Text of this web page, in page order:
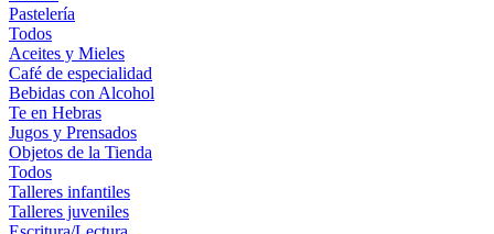
Pastelería
Todos
Aceites y Mieles
Café de especialidad
Bebidas con Alcohol
Te en Hebras
Jugos y Prensados
Objetos de la Tienda
Todos
Talleres infantiles
Talleres juveniles